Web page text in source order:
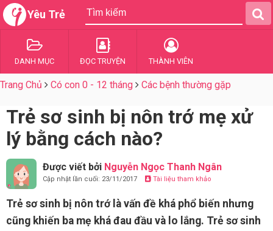
Yêu Trẻ
DANH MỤC ĐỌC TRUYỆN THÀNH VIÊN
Trang Chủ Có con 0 - 12 tháng Các bệnh thường gặp
Trẻ sơ sinh bị nôn trớ mẹ xử
lý bằng cách nào?
Được viết bởi Nguyễn Ngọc Thanh Ngân
Cập nhật lần cuối: 23/11/2017 Tài liệu tham khảo
Trẻ sơ sinh bị nôn trớ là vấn đề khá phổ biến nhưng
cũng khiến ba mẹ khá đau đầu và lo lắng. Trẻ sơ sinh